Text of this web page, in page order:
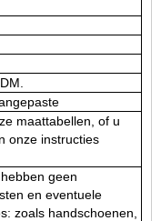
maattabellen, of u
onze instructies
geen
en eventuele
zoals handschoenen,